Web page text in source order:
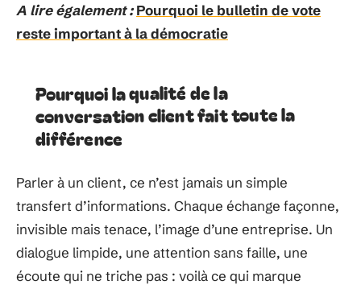
A lire également : Pourquoi le bulletin de vote
reste important à la démocratie
Pourquoi la qualité de la
conversation client fait toute la
différence
Parler à un client, ce n’est jamais un simple
transfert d’informations. Chaque échange façonne,
invisible mais tenace, l’image d’une entreprise. Un
dialogue limpide, une attention sans faille, une
écoute qui ne triche pas : voilà ce qui marque